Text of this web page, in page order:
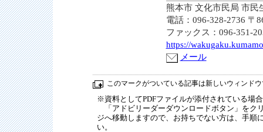
熊本市 文化市民局 市民
電話：096-328-2736 〒
ファックス：096-351-
https://
メール
このマークがついている記事は新しいウィンド
※資料としてPDFファイルが添付されている場
「アドビリーダーダウンロードボタン」をク
ジへ移動しますので、お持ちでない方は、手順
い。